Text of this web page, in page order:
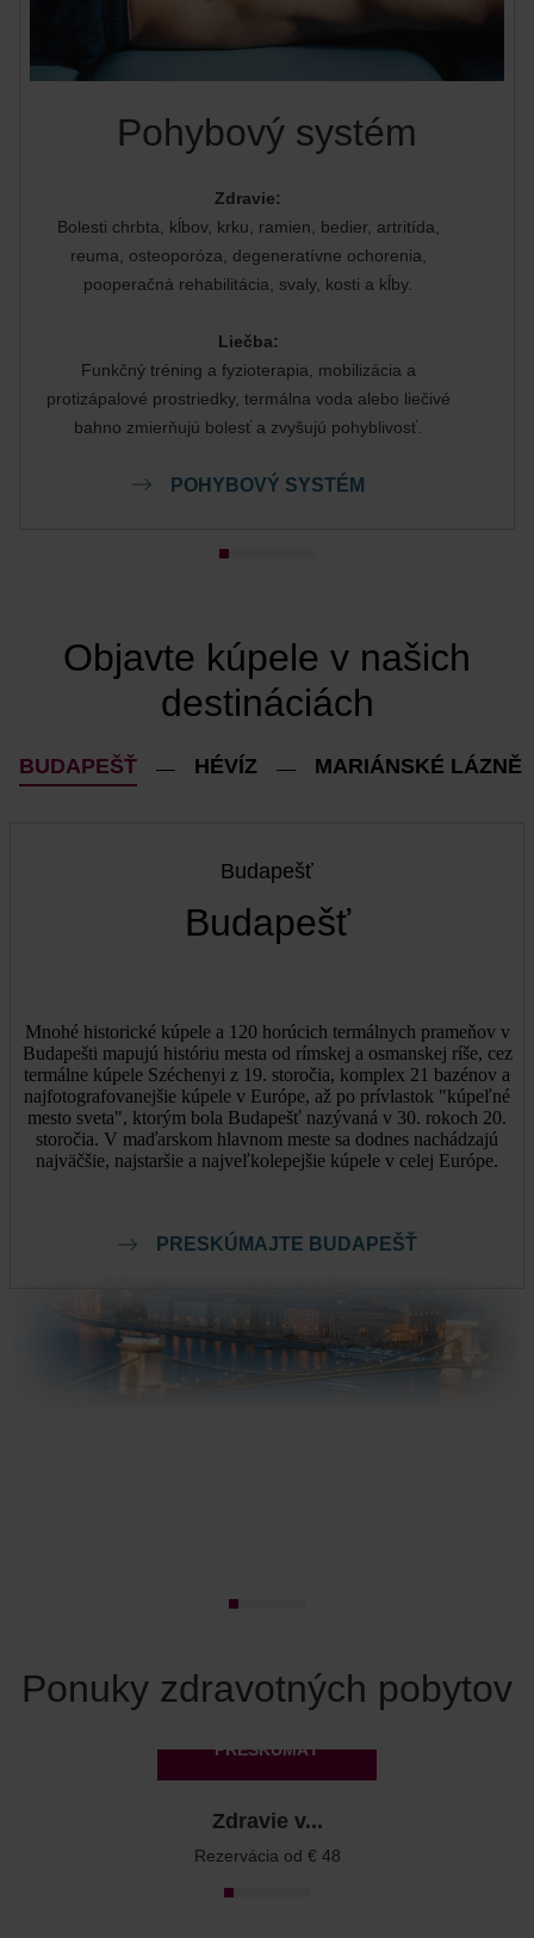
Pohybový systém
Zdravie:
Bolesti chrbta, kĺbov, krku, ramien, bedier, artritída,
reuma, osteoporóza, degeneratívne ochorenia,
pooperačná rehabilitácia, svaly, kosti a kĺby.
Liečba:
Funkčný tréning a fyzioterapia, mobilizácia a
protizápalové prostriedky, termálna voda alebo liečivé
bahno zmierňujú bolesť a zvyšujú pohyblivosť.
POHYBOVÝ SYSTÉM
Objavte kúpele v našich
destináciách
BUDAPEŠŤ HÉVÍZ MARIÁNSKÉ LÁZNĚ
Budapešť
Budapešť
Mnohé historické kúpele a 120 horúcich termálnych prameňov v
Budapešti mapujú históriu mesta od rímskej a osmanskej ríše, cez
termálne kúpele Széchenyi z 19. storočia, komplex 21 bazénov a
najfotografovanejšie kúpele v Európe, až po prívlastok "kúpeľné
mesto sveta", ktorým bola Budapešť nazývaná v 30. rokoch 20.
storočia. V maďarskom hlavnom meste sa dodnes nachádzajú
najväčšie, najstaršie a najveľkolepejšie kúpele v celej Európe.
PRESKÚMAJTE BUDAPEŠŤ
Ponuky zdravotných pobytov
PRESKÚMAŤ
Zdravie v...
Rezervácia od € 48